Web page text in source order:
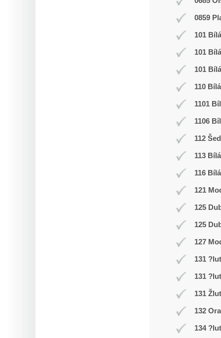
0859
101
101
101
110
1101
1106
112
113 Bílá
116 Bílá
121
125
125
127
131 ?lut
131 ?lut
131
132
134 ?lut